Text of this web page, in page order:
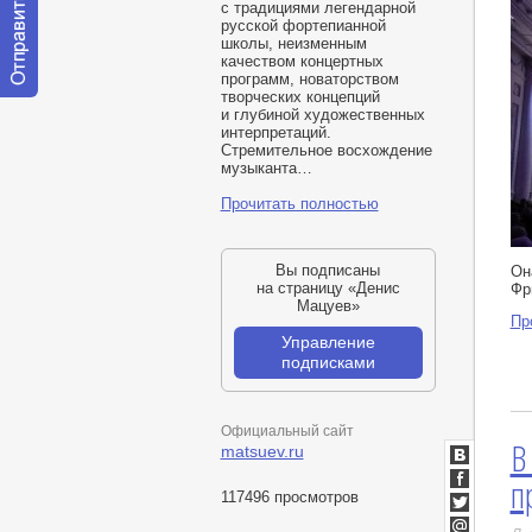
с традициями легендарной
русской фортепианной
школы, неизменным
качеством концертных
программ, новаторством
творческих концепций
и глубиной художественных
интерпретаций.
Стремительное восхождение
музыканта…
Прочитать полностью
Вы подписаны
на страницу «Денис
Мацуев»
Управление
подписками
Официальный сайт
matsuev.ru
117496 просмотров
Facebook
Twitter